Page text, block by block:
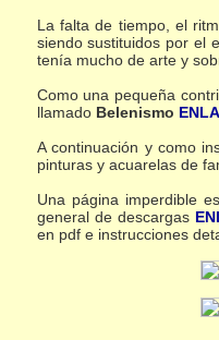
La falta de tiempo, el
siendo sustituidos por el
tenía mucho de arte y
Como una pequeña
llamado Belenismo
A continuación y como
pinturas y acuarelas de
Una página imperdible es
general de descargas
en pdf e instrucciones